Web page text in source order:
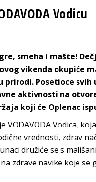
Vodicu
smeha i mašte!
vikenda okupiće
prirodi. Posetioce svih
aktivnosti na
koji će Oplenac
Vodica,
vrednosti, zdrav
družiće se s
zdrave navike koje se